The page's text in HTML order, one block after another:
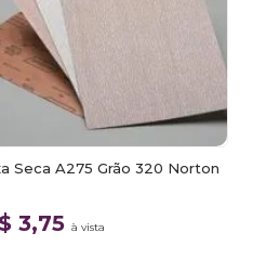
Seca A275 Grão 320 Norton
3,75 à vista